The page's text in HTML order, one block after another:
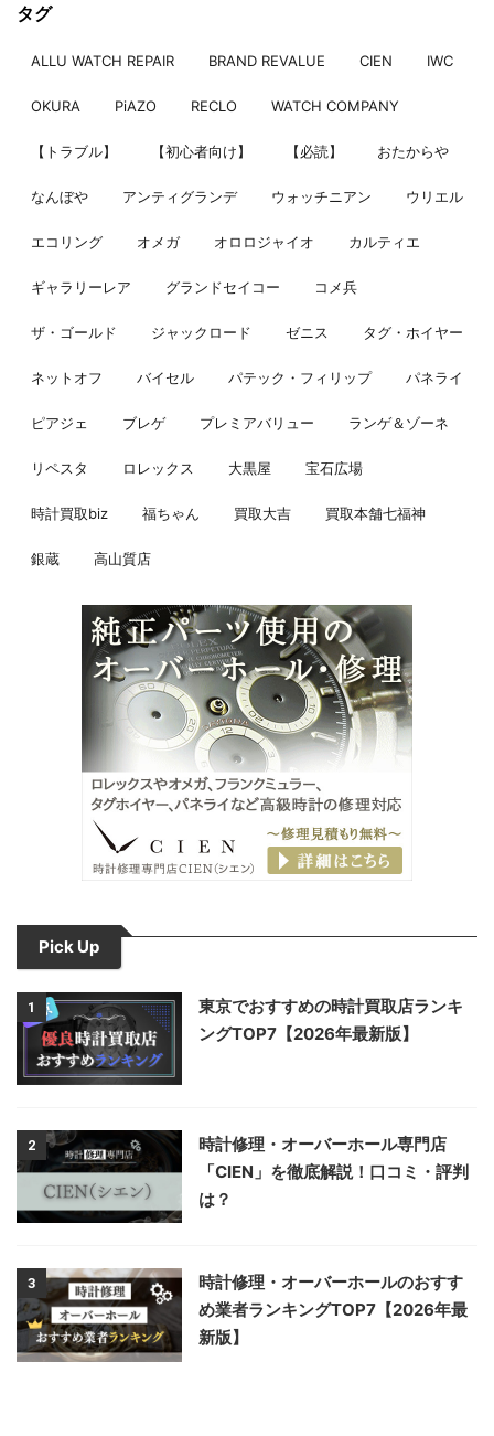
タグ
ALLU WATCH REPAIR BRAND REVALUE CIEN IWC
OKURA PiAZO RECLO WATCH COMPANY
【トラブル】 【初心者向け】 【必読】 おたからや
なんぼや アンティグランデ ウォッチニアン ウリエル
エコリング オメガ オロロジャイオ カルティエ
ギャラリーレア グランドセイコー コメ兵
ザ・ゴールド ジャックロード ゼニス タグ・ホイヤー
ネットオフ バイセル パテック・フィリップ パネライ
ピアジェ ブレゲ プレミアバリュー ランゲ＆ゾーネ
リペスタ ロレックス 大黒屋 宝石広場
時計買取biz 福ちゃん 買取大吉 買取本舗七福神
銀蔵 高山質店
Pick Up
1
東京でおすすめの時計買取店ランキ
ングTOP7【2026年最新版】
2
時計修理・オーバーホール専門店
「CIEN」を徹底解説！口コミ・評判
は？
3
時計修理・オーバーホールのおすす
め業者ランキングTOP7【2026年最
新版】